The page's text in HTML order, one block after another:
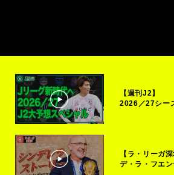
【週刊J2】
2026／27シー
【ラ・リーガ深
デ・ラ・フエ